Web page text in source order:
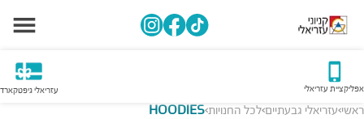
אפליקציית עזריאלי עזריאלי גיפטקארד
ראשי>עזריאלי גבעתיים>לכל החנויות>
HOODIES